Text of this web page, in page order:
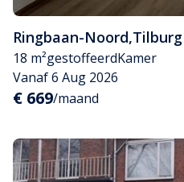
Ringbaan-Noord,Tilburg
18 m²gestoffeerdKamer
Vanaf 6 Aug 2026
€ 669/maand